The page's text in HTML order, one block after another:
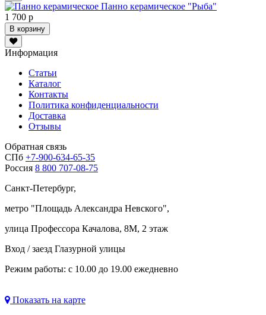
Панно керамическое "Рыба"
1 700 р
В корзину
Информация
Статьи
Каталог
Контакты
Политика конфиденциальности
Доставка
Отзывы
Обратная связь
СПб +7-900-634-65-35
Россия 8 800 707-08-75
Санкт-Петербург,
метро "Площадь Александра Невского",
улица Профессора Качалова, 8М, 2 этаж
Вход / заезд Глазурной улицы
Режим работы: с 10.00 до 19.00 ежедневно
Показать на карте